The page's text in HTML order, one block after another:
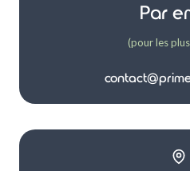
Par
(pour les